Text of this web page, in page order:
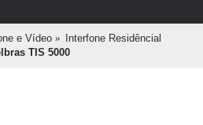
e Vídeo
Interfone Residêncial
TIS 5000